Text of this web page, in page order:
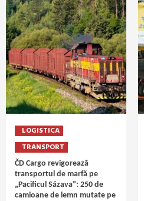
LOGISTICA
TRANSPORT
ČD Cargo revigorează
transportul de marfă pe
„Pacificul Sázava”: 250 de
camioane de lemn mutate pe